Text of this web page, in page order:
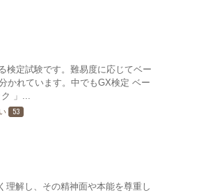
検定試験です。難易度に応じてベー
かれています。中でもGX検定 ベー
」...
53
理解し、その精神面や本能を尊重し